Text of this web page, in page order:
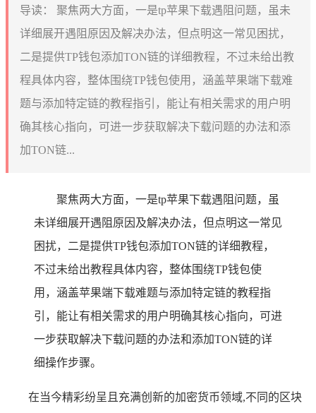
导读：
聚焦两大方面，一是tp苹果下载遇阻问题，虽未
详细展开遇阻原因及解决办法，但点明这一常见困扰，
二是提供TP钱包添加TON链的详细教程，不过未给出教
程具体内容，整体围绕TP钱包使用，涵盖苹果端下载难
题与添加特定链的教程指引，能让有相关需求的用户明
确其核心指向，可进一步获取解决下载问题的办法和添
加TON链...
聚焦两大方面，一是tp苹果下载遇阻问题，虽
未详细展开遇阻原因及解决办法，但点明这一常见
困扰，二是提供TP钱包添加TON链的详细教程，
不过未给出教程具体内容，整体围绕TP钱包使
用，涵盖苹果端下载难题与添加特定链的教程指
引，能让有相关需求的用户明确其核心指向，可进
一步获取解决下载问题的办法和添加TON链的详
细操作步骤。
在当今精彩纷呈且充满创新的加密货币领域,不同的区块